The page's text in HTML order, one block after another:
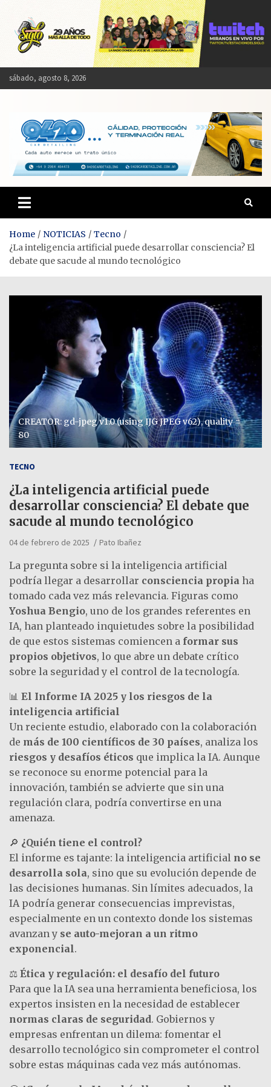
content
sábado, agosto 8, 2026
Home NOTICIAS
Tecno
¿La inteligencia artificial puede desarrollar consciencia? El
debate que sacude al mundo tecnológico
CREATOR: gd-jpeg v1.0 (using IJG JPEG v62), quality =
80
TECNO
¿La inteligencia artificial puede
desarrollar consciencia? El debate que
sacude al mundo tecnológico
04 de febrero de 2025 Pato Ibañez
La pregunta sobre si la inteligencia artificial
podría llegar a desarrollar consciencia propia ha
tomado cada vez más relevancia. Figuras como
Yoshua Bengio, uno de los grandes referentes en
IA, han planteado inquietudes sobre la posibilidad
de que estos sistemas comiencen a formar sus
propios objetivos, lo que abre un debate crítico
sobre la seguridad y el control de la tecnología.
📊 El Informe IA 2025 y los riesgos de la
inteligencia artificial
Un reciente estudio, elaborado con la colaboración
de más de 100 científicos de 30 países, analiza los
riesgos y desafíos éticos que implica la IA. Aunque
se reconoce su enorme potencial para la
innovación, también se advierte que sin una
regulación clara, podría convertirse en una
amenaza.
🔎 ¿Quién tiene el control?
El informe es tajante: la inteligencia artificial no se
desarrolla sola, sino que su evolución depende de
las decisiones humanas. Sin límites adecuados, la
IA podría generar consecuencias imprevistas,
especialmente en un contexto donde los sistemas
avanzan y se auto-mejoran a un ritmo
exponencial.
⚖️ Ética y regulación: el desafío del futuro
Para que la IA sea una herramienta beneficiosa, los
expertos insisten en la necesidad de establecer
normas claras de seguridad. Gobiernos y
empresas enfrentan un dilema: fomentar el
desarrollo tecnológico sin comprometer el control
sobre estas máquinas cada vez más autónomas.